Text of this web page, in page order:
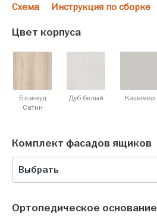
Схема Инструкция по сборке
Цвет корпуса
Блэквуд
Cатин
Дуб белый Кашемир
Комплект фасадов ящиков
Выбрать
Ортопедическое основание